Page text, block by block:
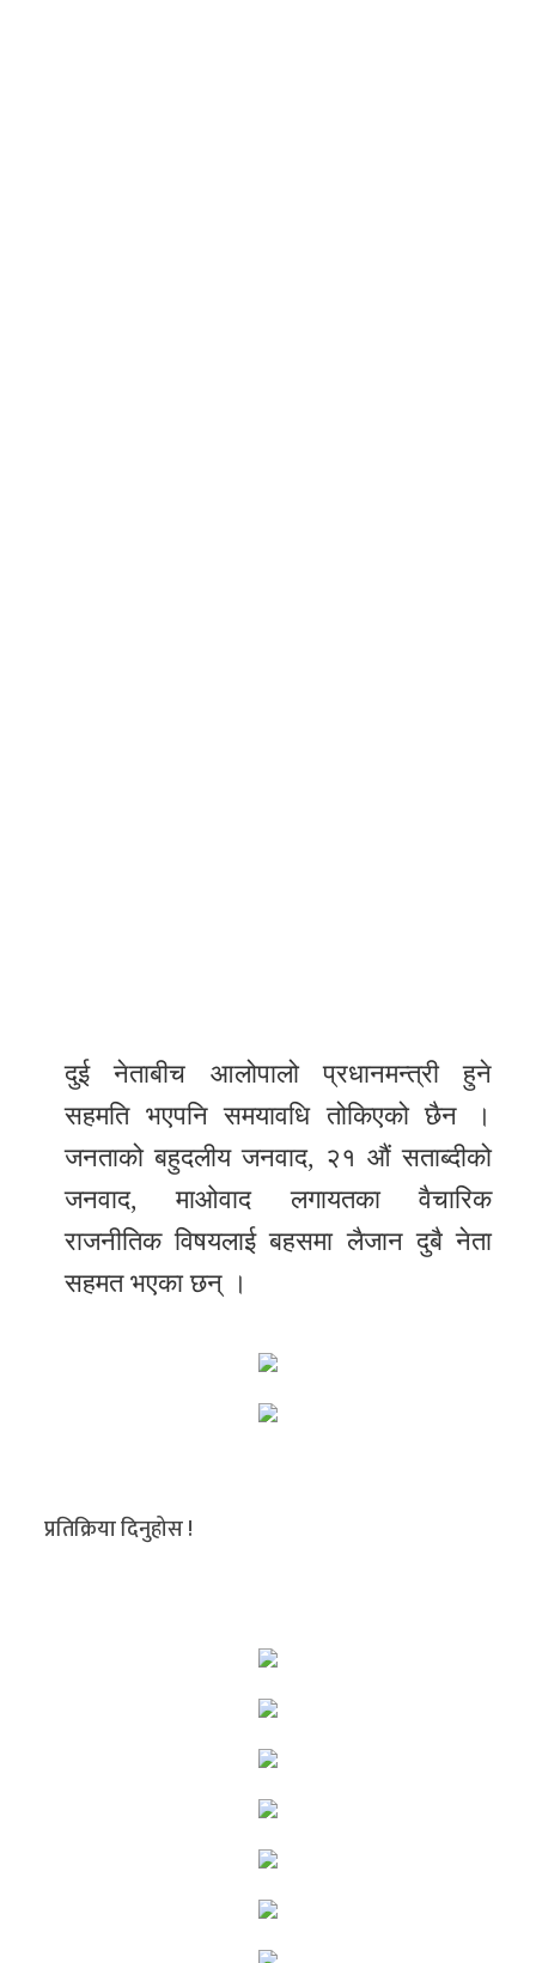
दुई नेताबीच आलोपालो प्रधानमन्त्री हुने
सहमति भएपनि समयावधि तोकिएको छैन ।
जनताको बहुदलीय जनवाद, २१ औं सताब्दीको
जनवाद, माओवाद लगायतका वैचारिक
राजनीतिक विषयलाई बहसमा लैजान दुबै नेता
सहमत भएका छन् ।
प्रतिक्रिया दिनुहोस !